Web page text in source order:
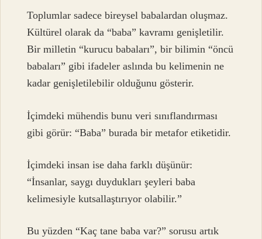
Toplumlar sadece bireysel babalardan oluşmaz.
Kültürel olarak da “baba” kavramı genişletilir.
Bir milletin “kurucu babaları”, bir bilimin “öncü
babaları” gibi ifadeler aslında bu kelimenin ne
kadar genişletilebilir olduğunu gösterir.
İçimdeki mühendis bunu veri sınıflandırması
gibi görür: “Baba” burada bir metafor etiketidir.
İçimdeki insan ise daha farklı düşünür:
“İnsanlar, saygı duydukları şeyleri baba
kelimesiyle kutsallaştırıyor olabilir.”
Bu yüzden “Kaç tane baba var?” sorusu artık